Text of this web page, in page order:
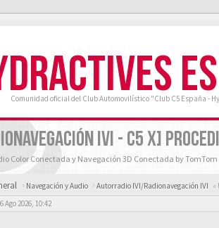
Comunidad oficial del Club Automovilístico "Club C5 España -
IVI - C5 X]
Color Conectada y Navegación 3D Conectada by TomTom
Navegación y Audio Autorradio IVI/Radionavegación IVI «
Ago 2026, 10:42